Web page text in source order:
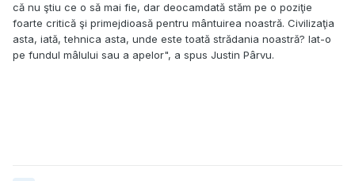
că nu ştiu ce o să mai fie, dar deocamdată stăm pe o poziţie
foarte critică şi primejdioasă pentru mântuirea noastră. Civilizaţia
asta, iată, tehnica asta, unde este toată strădania noastră? Iat-o
pe fundul mâlului sau a apelor", a spus Justin Pârvu.